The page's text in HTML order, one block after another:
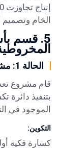
الخام وتصميم
5. قسم
الحالة 1: مشروع نحاس في شمال عمان
قام مشروع
بتنفيذ دائرة
الموجود في
التكوين:
كسارة فكية